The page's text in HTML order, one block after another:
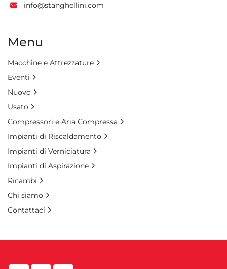
info@stanghellini.com
Menu
Macchine e Attrezzature
Eventi
Nuovo
Usato
Compressori e Aria Compressa
Impianti di Riscaldamento
Impianti di Verniciatura
Impianti di Aspirazione
Ricambi
Chi siamo
Contattaci